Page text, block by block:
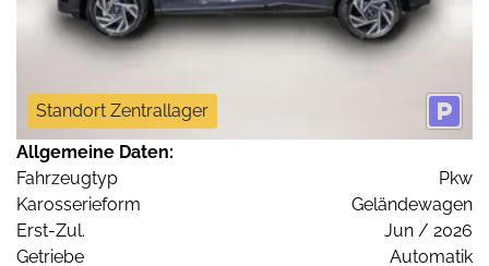
Standort Zentrallager
Allgemeine Daten:
Fahrzeugtyp
Pkw
Karosserieform
Geländewagen
Erst-Zul.
Jun / 2026
Getriebe
Automatik